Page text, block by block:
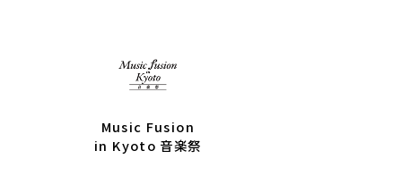
Music Fusion
in Kyoto 音楽祭